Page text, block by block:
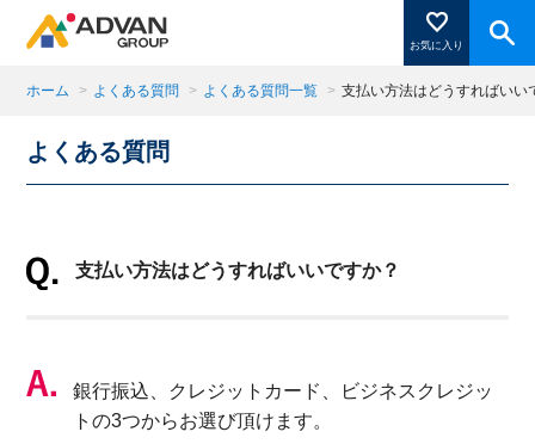
お気に入り
商品ページにある「お気に入り登録」を押すと登録した
商品がここに表示されます。
ホーム > よくある質問 > よくある質問一覧 > 支払い方法はどうすればいい
よくある質問
支払い方法はどうすればいいですか？
銀行振込、クレジットカード、ビジネスクレジッ
トの3つからお選び頂けます。